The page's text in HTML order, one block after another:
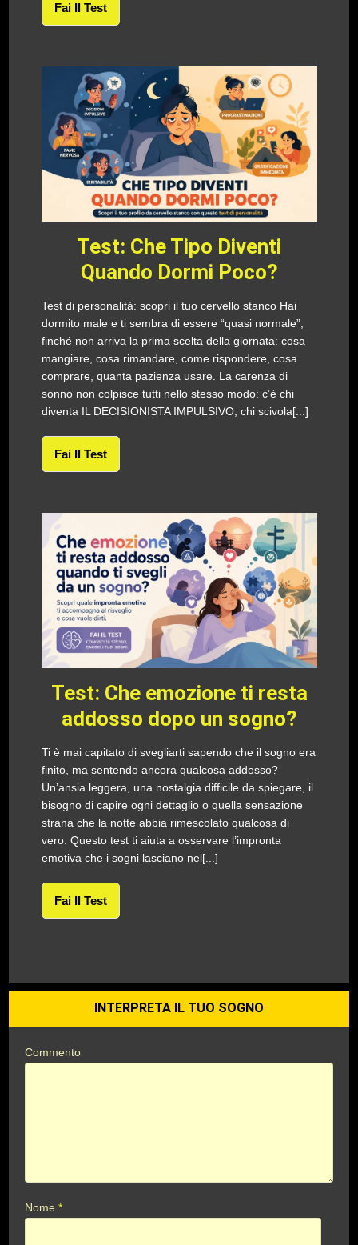
Fai Il Test
Test: Che Tipo Diventi
Quando Dormi Poco?
Test di personalità: scopri il tuo cervello stanco Hai
dormito male e ti sembra di essere “quasi normale”,
finché non arriva la prima scelta della giornata: cosa
mangiare, cosa rimandare, come rispondere, cosa
comprare, quanta pazienza usare. La carenza di
sonno non colpisce tutti nello stesso modo: c’è chi
diventa IL DECISIONISTA IMPULSIVO, chi scivola[...]
Fai Il Test
Test: Che emozione ti resta
addosso dopo un sogno?
Ti è mai capitato di svegliarti sapendo che il sogno era
finito, ma sentendo ancora qualcosa addosso?
Un’ansia leggera, una nostalgia difficile da spiegare, il
bisogno di capire ogni dettaglio o quella sensazione
strana che la notte abbia rimescolato qualcosa di
vero. Questo test ti aiuta a osservare l’impronta
emotiva che i sogni lasciano nel[...]
Fai Il Test
INTERPRETA IL TUO SOGNO
Commento
Nome*